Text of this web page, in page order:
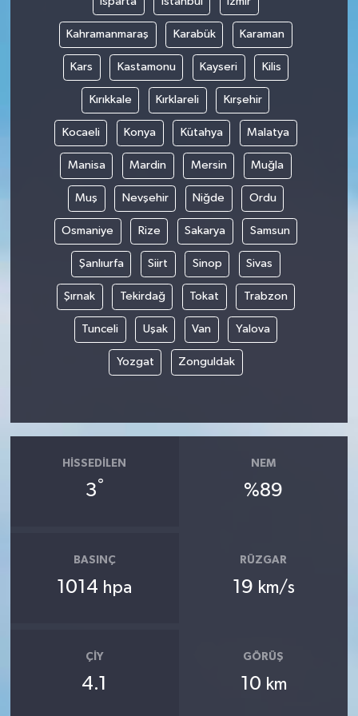
Kahramanmaraş Karabük Karaman
Kars Kastamonu Kayseri Kilis
Kırıkkale Kırklareli Kırşehir
Kocaeli Konya Kütahya Malatya
Manisa Mardin Mersin Muğla
Muş Nevşehir Niğde Ordu
Osmaniye Rize Sakarya Samsun
Şanlıurfa Siirt Sinop Sivas
Şırnak Tekirdağ Tokat Trabzon
Tunceli Uşak Van Yalova
Yozgat Zonguldak
HISSEDILEN
3°
NEM
%89
BASINÇ
1014 hpa
RÜZGAR
19 km/s
ÇIY
4.1
GÖRÜŞ
10 km